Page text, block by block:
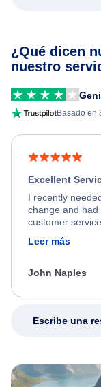
¿Qué dicen
nuestro
Basado en
Excellent
I recently
change and
customer
friendly, and
process. She
appreciate her
Leer más
John Naples
Escribe una